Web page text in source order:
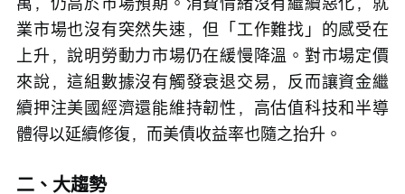
業市場也沒有突然失速，但「工作難找」的感受在
上升，說明勞動力市場仍在緩慢降溫。對市場定價
來說，這組數據沒有觸發衰退交易，反而讓資金繼
續押注美國經濟還能維持韌性，高估值科技和半導
體得以延續修復，而美債收益率也隨之抬升。
二、大趨勢